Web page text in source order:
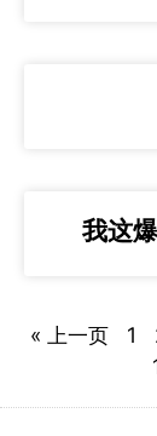
我这
« 上一页 1